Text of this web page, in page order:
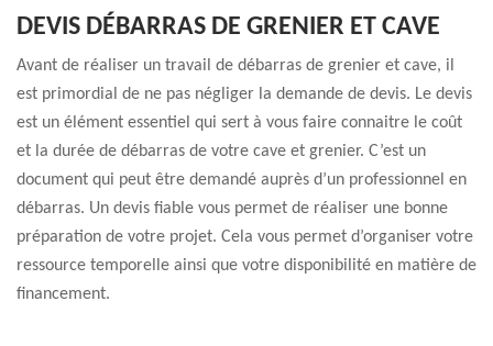
DEVIS DÉBARRAS DE GRENIER ET CAVE
Avant de réaliser un travail de débarras de grenier et cave, il
est primordial de ne pas négliger la demande de devis. Le devis
est un élément essentiel qui sert à vous faire connaitre le coût
et la durée de débarras de votre cave et grenier. C’est un
document qui peut être demandé auprès d’un professionnel en
débarras. Un devis fiable vous permet de réaliser une bonne
préparation de votre projet. Cela vous permet d’organiser votre
ressource temporelle ainsi que votre disponibilité en matière de
financement.